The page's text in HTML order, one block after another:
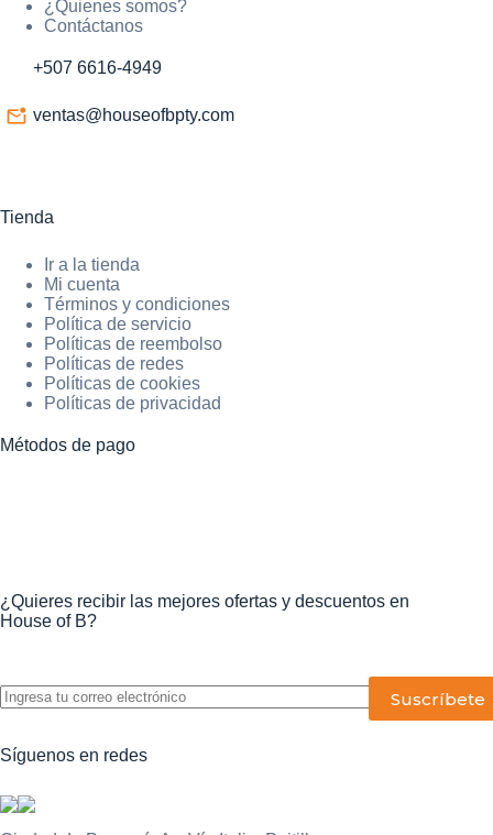
¿Quienes somos?
Contáctanos
+507 6616-4949
ventas@houseofbpty.com
Tienda
Ir a la tienda
Mi cuenta
Términos y condiciones
Política de servicio
Políticas de reembolso
Políticas de redes
Políticas de cookies
Políticas de privacidad
Métodos de pago
¿Quieres recibir las mejores ofertas y descuentos en
House of B?
P
Síguenos en redes